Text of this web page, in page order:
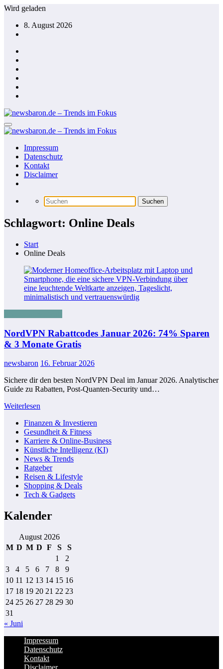
Zum
springen
Wird geladen
8. August 2026
Impressum
Datenschutz
Kontakt
Disclaimer
Schlagwort: Online Deals
Start
Online Deals
NordVPN Rabattcodes Januar 2026: 74% Sparen
& 3 Monate Gratis
newsbaron 16. Februar 2026
Sichere dir den besten NordVPN Deal im Januar 2026. Analytischer
Guide zu Rabatten, Post-Quanten-Security und…
Weiterlesen
Finanzen & Investieren
Gesundheit & Fitness
Karriere & Online-Business
Künstliche Intelligenz (KI)
News & Trends
Ratgeber
Reisen & Lifestyle
Shopping & Deals
Tech & Gadgets
Kalender
August 2026
M D M D F S
S
1
2
3
4 5 6 7 8
9
10 11 12 13 14 15 16
17 18 19 20 21 22 23
24 25 26 27 28 29 30
31
« Juni
Impressum
Datenschutz
Kontakt
Disclaimer